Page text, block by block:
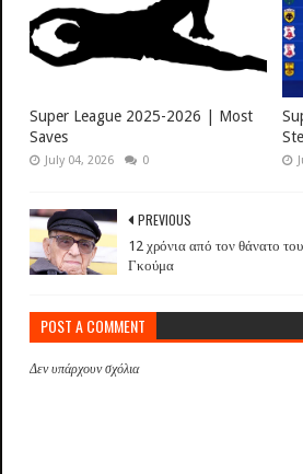
Super League 2025-2026 | Most
Saves
July 04, 2026 0
PREVIOUS
12 χρόνια από τον θάνατο
Γκούμα
POST A COMMENT
Δεν υπάρχουν σχόλια